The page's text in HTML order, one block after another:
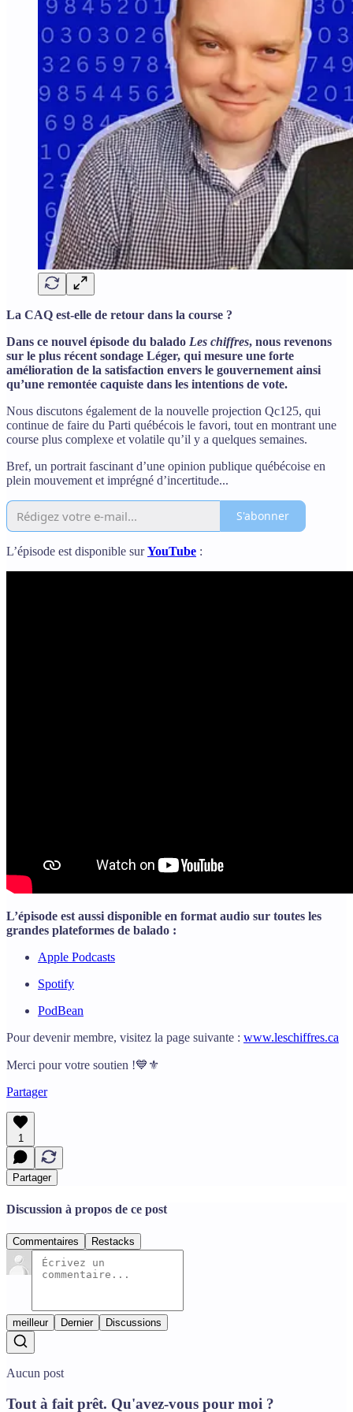
La CAQ est-elle de retour dans la course ?
Dans ce nouvel épisode du balado Les chiffres, nous revenons
sur le plus récent sondage Léger, qui mesure une forte
amélioration de la satisfaction envers le gouvernement ainsi
qu’une remontée caquiste dans les intentions de vote.
Nous discutons également de la nouvelle projection Qc125, qui
continue de faire du Parti québécois le favori, tout en montrant une
course plus complexe et volatile qu’il y a quelques semaines.
Bref, un portrait fascinant d’une opinion publique québécoise en
plein mouvement et imprégné d’incertitude...
S'abonner
L’épisode est disponible surYouTube :
L’épisode est aussi disponible en format audio sur toutes les
grandes plateformes de balado :
Apple Podcasts
Spotify
PodBean
Pour devenir membre, visitez la page suivante : www.leschiffres.ca
Merci pour votre soutien !💙⚜️
Partager
1
Partager
Discussion à propos de ce post
Commentaires Restacks
meilleur Dernier Discussions
Aucun post
Tout à fait prêt. Qu'avez-vous pour moi ?